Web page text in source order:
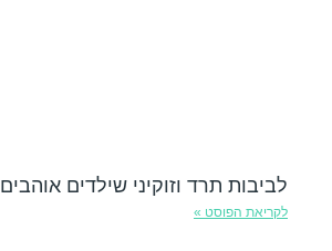
לביבות תרד וזוקיני שילדים אוהבים
לקריאת הפוסט »